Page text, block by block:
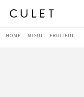
HOME MISUI FRUITFUL